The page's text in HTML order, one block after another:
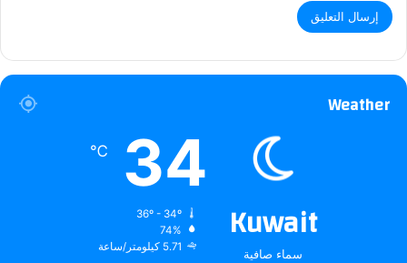
Weather
Kuwait
سماء صافية
34
℃
74%
5.71 كيلومتر/ساعة